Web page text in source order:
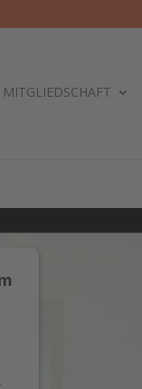
MITGLIEDSCHAFT